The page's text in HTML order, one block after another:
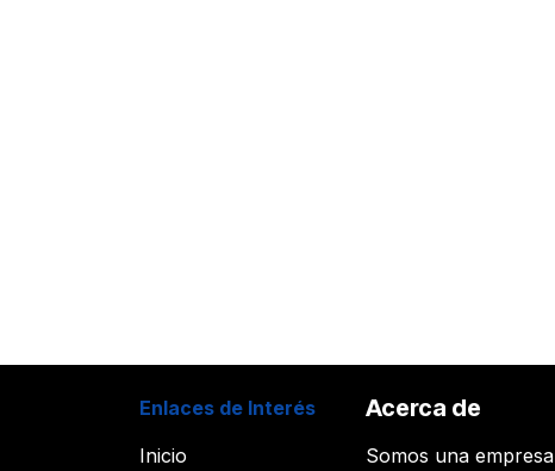
Enlaces de Interés
Inicio
Acerca de
Somos una empresa